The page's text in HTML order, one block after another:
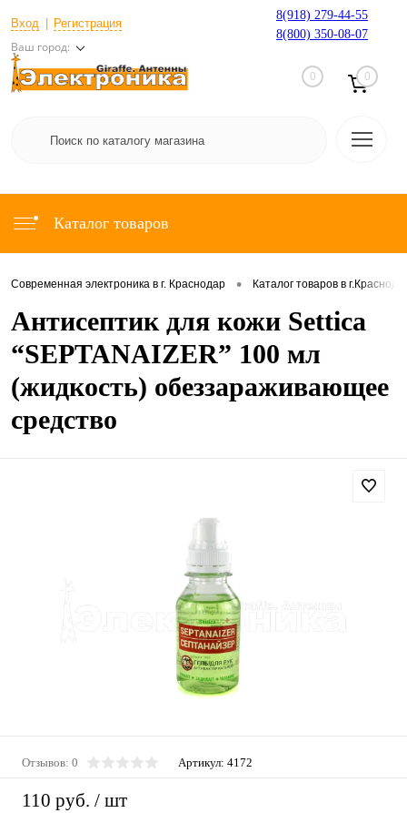
Вход Регистрация
Ваш город:
8(918) 279-44-55
8(800) 350-08-07
0 0
Каталог товаров
Современная электроника в г. Краснодар • Каталог товаров в
Антисептик для кожи Settica
“SEPTANAIZER” 100 мл
(жидкость) обеззараживающее
средство
Отзывов: 0 Артикул: 4172
110 руб. / шт